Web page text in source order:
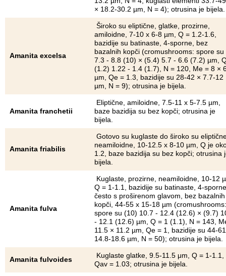
× 18.2-30.2 µm, N = 4); otrusina je bijela.
Amanita excelsa
Široko su eliptične, glatke, prozirne,
amiloidne, 7-10 x 6-8 µm, Q = 1.2-1.6,
bazidije su batinaste, 4-sporne, bez
bazalnih kopči (cromushrooms: spore su
7.3 - 8.8 (10) × (5.4) 5.7 - 6.6 (7.2) µm,
(1.2) 1.22 - 1.4 (1.7), N = 120, Me = 8 ×
µm, Qe = 1.3, bazidije su 28-42 × 7.7-12
µm, N = 9); otrusina je bijela.
Amanita franchetii
Eliptične, amiloidne, 7.5-11 x 5-7.5 µm,
baze bazidija su bez kopči; otrusina je
bijela.
Amanita friabilis
Gotovo su kuglaste do široko su
neamiloidne, 10-12.5 x 8-10 µm, Q je
1.2, baze bazidija su bez kopči; otrusina
bijela.
Amanita fulva
Kuglaste, prozirne, neamiloidne, 10-12
Q = 1-1.1, bazidije su batinaste, 4-
često s proširenom glavom, bez bazalnih
kopči, 44-55 x 15-18 µm (cromushrooms:
spore su (10) 10.7 - 12.4 (12.6) × (9.7)
- 12.1 (12.6) µm, Q = 1 (1.1), N = 143,
11.5 × 11.2 µm, Qe = 1, bazidije su 44-
14.8-18.6 µm, N = 50); otrusina je bijela.
Amanita fulvoides
Kuglaste glatke, 9.5-11.5 μm, Q = 1-1.1,
Qav = 1.03; otrusina je bijela.